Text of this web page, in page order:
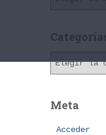
h
v
o
g
Meta
Acceder